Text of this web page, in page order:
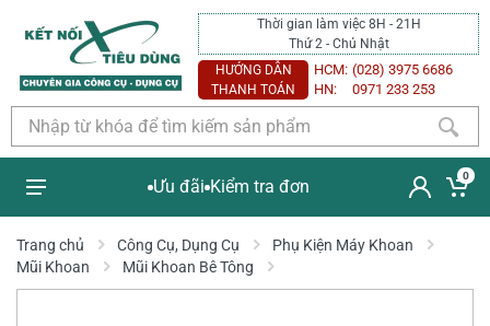
Thời gian làm việc 8H - 21H
Thứ 2 - Chủ Nhật
HƯỚNG DẪN
THANH TOÁN
HCM: (028) 3975 6686
HN:
0971 233 253
Ưu đãi Kiểm tra đơn
0
Trang chủ Công Cụ, Dụng Cụ
Phụ Kiện Máy Khoan
Mũi Khoan
Mũi Khoan Bê Tông